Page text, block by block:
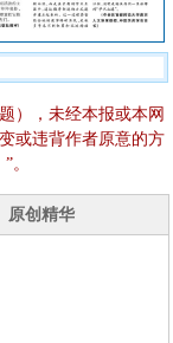
），未经本报或本网
或违背作者原意的方
。